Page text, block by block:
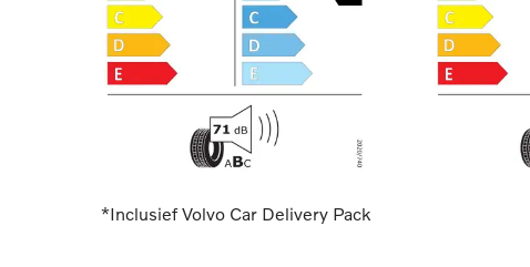
*Inclusief Volvo Car Delivery Pack